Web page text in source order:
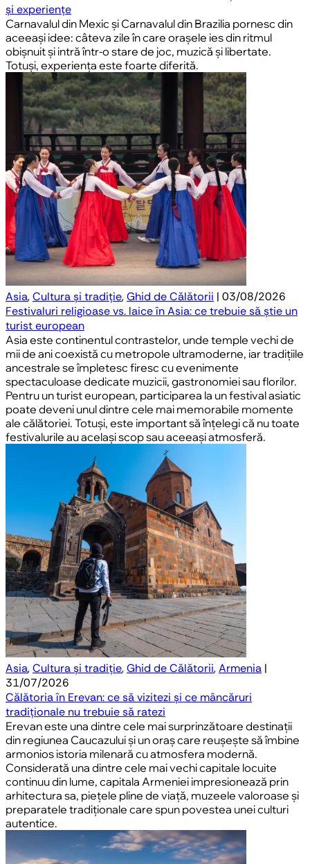
și experiențe
Carnavalul din Mexic și Carnavalul din Brazilia pornesc din
aceeași idee: câteva zile în care orașele ies din ritmul
obișnuit și intră într-o stare de joc, muzică și libertate.
Totuși, experiența este foarte diferită.
Asia,Cultura și tradiție,Ghid de Călătorii | 03/08/2026
Festivaluri religioase vs. laice în Asia: ce trebuie să știe un
turist european
Asia este continentul contrastelor, unde temple vechi de
mii de ani coexistă cu metropole ultramoderne, iar tradițiile
ancestrale se împletesc firesc cu evenimente
spectaculoase dedicate muzicii, gastronomiei sau florilor.
Pentru un turist european, participarea la un festival asiatic
poate deveni unul dintre cele mai memorabile momente
ale călătoriei. Totuși, este important să înțelegi că nu toate
festivalurile au același scop sau aceeași atmosferă.
Asia,Cultura și tradiție,Ghid de Călătorii,Armenia |
31/07/2026
Călătoria în Erevan: ce să vizitezi și ce mâncăruri
tradiționale nu trebuie să ratezi
Erevan este una dintre cele mai surprinzătoare destinații
din regiunea Caucazului și un oraș care reușește să îmbine
armonios istoria milenară cu atmosfera modernă.
Considerată una dintre cele mai vechi capitale locuite
continuu din lume, capitala Armeniei impresionează prin
arhitectura sa, piețele pline de viață, muzeele valoroase și
preparatele tradiționale care spun povestea unei culturi
autentice.